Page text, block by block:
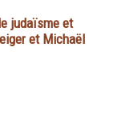
judaïsme et
et Michaël